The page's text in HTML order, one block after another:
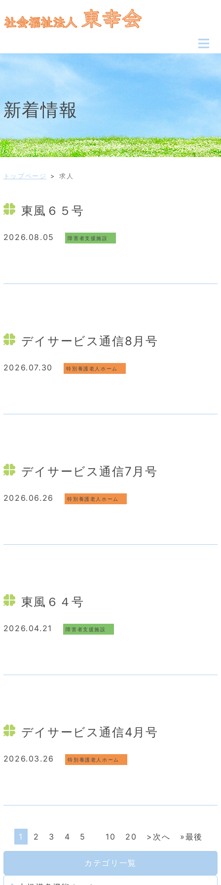
新着情報
トップページ > 求人
東風６５号
2026.08.05 障害者支援施設
デイサービス通信8月号
2026.07.30 特別養護老人ホーム
デイサービス通信7月号
2026.06.26 特別養護老人ホーム
東風６４号
2026.04.21 障害者支援施設
デイサービス通信4月号
2026.03.26 特別養護老人ホーム
1 2 3 4 5 10 20 >次へ »最後
カテゴリ一覧